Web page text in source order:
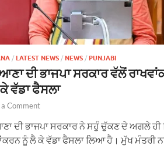
/ LATEST NEWS / NEWS / PUNJABI
ਦੀ ਭਾਜਪਾ ਸਰਕਾਰ ਵੱਲੋਂ
ਵੱਡਾ ਫੈਸਲਾ
a Comment
ਦੀ ਭਾਜਪਾ ਸਰਕਾਰ ਨੇ ਸਹੁੰ ਚੁੱਕਣ ਦੇ ਅਗਲੇ ਹੀ
ਨੂੰ ਲੈ ਕੇ ਵੱਡਾ ਫੈਸਲਾ ਲਿਆ ਹੈ। ਮੁੱਖ ਮੰਤਰੀ